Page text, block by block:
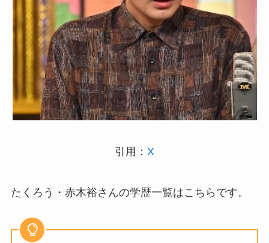
引用： X
たくろう・赤木裕さんの学歴一覧はこちらです。